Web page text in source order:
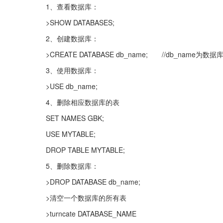
1、查看数据库：
>SHOW DATABASES;
2、创建数据库：
>CREATE DATABASE db_name;　　//db_name为数据
3、使用数据库：
>USE db_name;
4、删除相应数据库的表
SET NAMES GBK;
USE MYTABLE;
DROP TABLE MYTABLE;
5、删除数据库：
>DROP DATABASE db_name;
>清空一个数据库的所有表
>turncate DATABASE_NAME